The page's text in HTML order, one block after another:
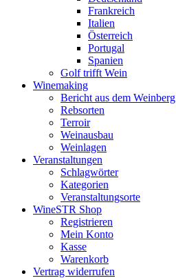
Frankreich
Italien
Österreich
Portugal
Spanien
Golf trifft Wein
Winemaking
Bericht aus dem Weinberg
Rebsorten
Terroir
Weinausbau
Weinlagen
Veranstaltungen
Schlagwörter
Kategorien
Veranstaltungsorte
WineSTR Shop
Registrieren
Mein Konto
Kasse
Warenkorb
Vertrag widerrufen